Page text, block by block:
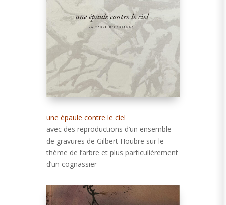
une épaule contre le ciel
avec des reproductions d’un ensemble
de gravures de Gilbert Houbre sur le
thème de l’arbre et plus particulièrement
d’un cognassier